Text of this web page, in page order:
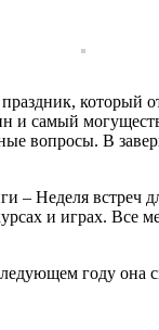
который
самый
вопросы. В
– Неделя
и играх.
году